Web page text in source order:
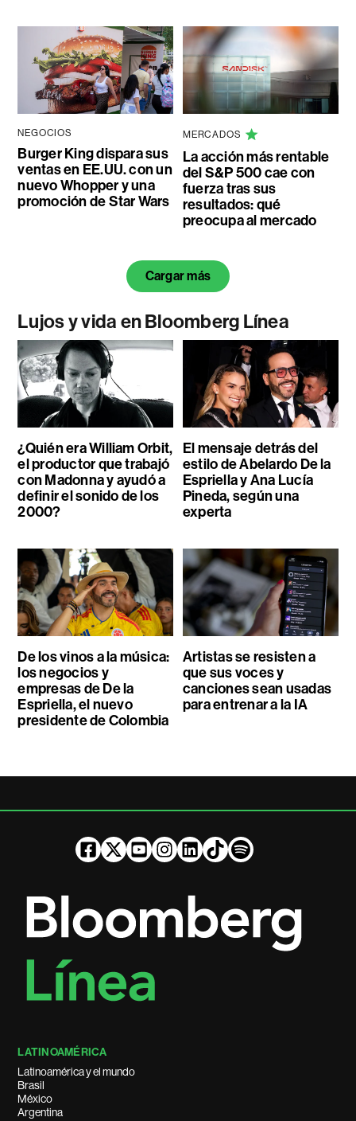
NEGOCIOS
Burger King dispara sus
ventas en EE.UU. con un
nuevo Whopper y una
promoción de Star Wars
MERCADOS
La acción más rentable
del S&P 500 cae con
fuerza tras sus
resultados: qué
preocupa al mercado
Cargar más
Lujos y vida en Bloomberg Línea
¿Quién era William Orbit,
el productor que trabajó
con Madonna y ayudó a
definir el sonido de los
2000?
El mensaje detrás del
estilo de Abelardo De la
Espriella y Ana Lucía
Pineda, según una
experta
De los vinos a la música:
los negocios y
empresas de De la
Espriella, el nuevo
presidente de Colombia
Artistas se resisten a
que sus voces y
canciones sean usadas
para entrenar a la IA
LATINOAMÉRICA
Latinoamérica y el mundo
Brasil
México
Argentina